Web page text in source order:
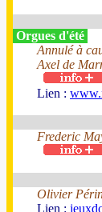
Orgues d'été
Annulé à
Axel de
Lien :
Frederic
Olivier
Lien :